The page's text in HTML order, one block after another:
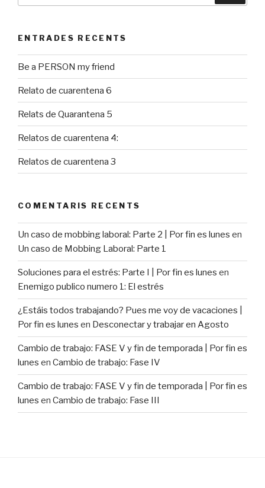
ENTRADES RECENTS
Be a PERSON my friend
Relato de cuarentena 6
Relats de Quarantena 5
Relatos de cuarentena 4:
Relatos de cuarentena 3
COMENTARIS RECENTS
Un caso de mobbing laboral: Parte 2 | Por fin es lunes en
Un caso de Mobbing Laboral: Parte 1
Soluciones para el estrés: Parte I | Por fin es lunes en
Enemigo publico numero 1: El estrés
¿Estáis todos trabajando? Pues me voy de vacaciones |
Por fin es lunes en Desconectar y trabajar en Agosto
Cambio de trabajo: FASE V y fin de temporada | Por fin es
lunes en Cambio de trabajo: Fase IV
Cambio de trabajo: FASE V y fin de temporada | Por fin es
lunes en Cambio de trabajo: Fase III